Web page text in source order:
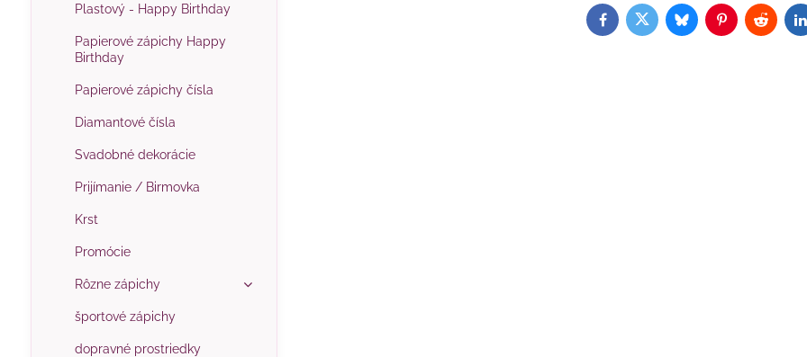
Facebook
TwitterBlueskyPinterestReddit
Plastový - Happy Birthday
Papierové zápichy Happy
Birthday
Papierové zápichy čísla
Diamantové čísla
Svadobné dekorácie
Prijímanie / Birmovka
Krst
Promócie
Rôzne zápichy
športové zápichy
dopravné prostriedky